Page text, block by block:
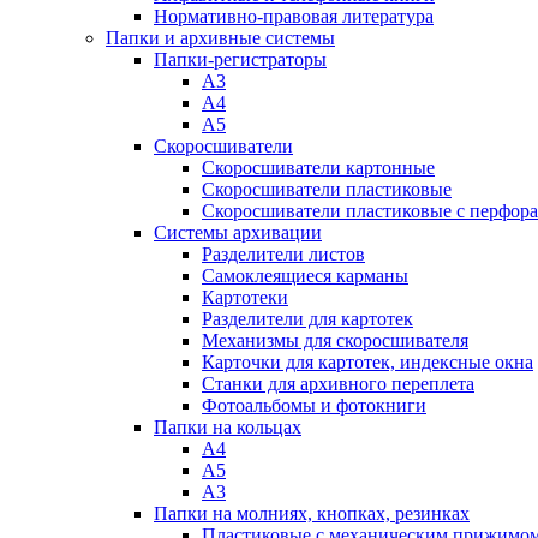
Нормативно-правовая литература
Папки и архивные системы
Папки-регистраторы
А3
А4
А5
Скоросшиватели
Скоросшиватели картонные
Скоросшиватели пластиковые
Скоросшиватели пластиковые с
Системы архивации
Разделители листов
Самоклеящиеся карманы
Картотеки
Разделители для картотек
Механизмы для скоросшивателя
Карточки для картотек, индексные окна
Станки для архивного переплета
Фотоальбомы и фотокниги
Папки на кольцах
А4
А5
А3
Папки на молниях, кнопках, резинках